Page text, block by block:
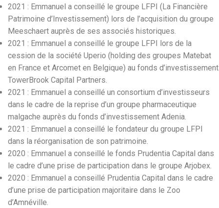
2021 : Emmanuel a conseillé le groupe LFPI (La Financière
Patrimoine d’Investissement) lors de l’acquisition du groupe
Meeschaert auprès de ses associés historiques.
2021 : Emmanuel a conseillé le groupe LFPI lors de la
cession de la société Uperio (holding des groupes Matebat
en France et Arcomet en Belgique) au fonds d’investissement
TowerBrook Capital Partners.
2021 : Emmanuel a conseillé un consortium d’investisseurs
dans le cadre de la reprise d’un groupe pharmaceutique
malgache auprès du fonds d’investissement Adenia.
2021 : Emmanuel a conseillé le fondateur du groupe LFPI
dans la réorganisation de son patrimoine.
2020 : Emmanuel a conseillé le fonds Prudentia Capital dans
le cadre d’une prise de participation dans le groupe Arjobex.
2020 : Emmanuel a conseillé Prudentia Capital dans le cadre
d’une prise de participation majoritaire dans le Zoo
d’Amnéville.